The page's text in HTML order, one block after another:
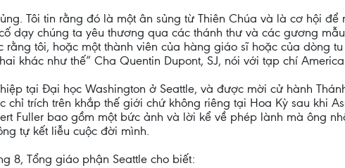
Tôi tin rằng đó là một ân sủng từ Thiên Chúa và là cơ hội
dạy chúng ta yêu thương qua các thánh thư và các gương
tôi, hoặc một thành viên của hàng giáo sĩ hoặc của dòng
khác như thế” Cha Quentin Dupont, SJ, nói với tạp chí
tại Đại học Washington ở Seattle, và được mời cử hành
trích trên khắp thế giới chứ không riêng tại Hoa Kỳ sau khi
Fuller bao gồm một bức ảnh và lời kể về phép lành mà ông
tự kết liễu cuộc đời mình.
8, Tổng giáo phận Seattle cho biết: